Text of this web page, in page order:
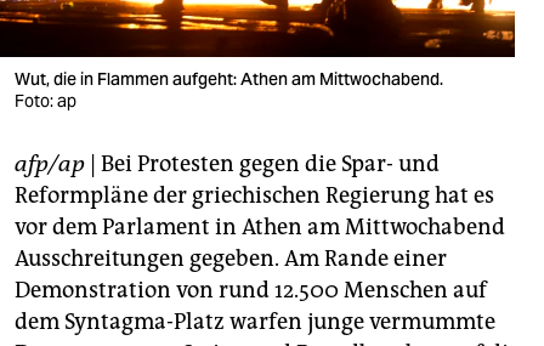
verlag
verlag
shop
fragen & hilfe
unterstützen
abo
Wut, die in Flammen aufgeht: Athen am Mittwochabend.
Foto: ap
afp/ap | Bei Protesten gegen die Spar- und
Reformpläne der griechischen Regierung hat es
vor dem Parlament in Athen am Mittwochabend
Ausschreitungen gegeben. Am Rande einer
Demonstration von rund 12.500 Menschen auf
dem Syntagma-Platz warfen junge vermummte